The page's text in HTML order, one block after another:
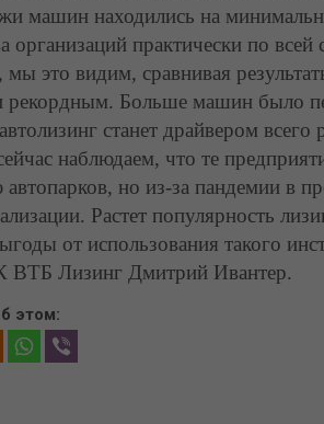
машин находились на
организаций практически по
мы это видим, сравнивая
рекордным. Больше машин было
станет драйвером
наблюдаем, что те
но из-за пандемии в
Растет популярность
от использования такого
ВТБ Лизинг Дмитрий Ивантер.
этом: